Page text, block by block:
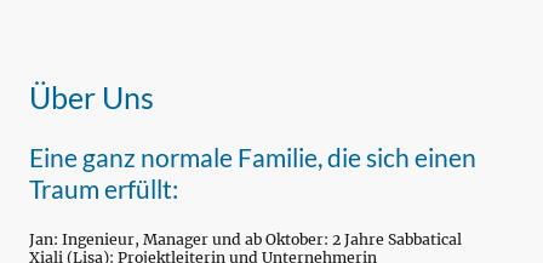
Über Uns
Eine ganz normale Familie, die sich einen
Traum erfüllt:
Jan: Ingenieur, Manager und ab Oktober: 2 Jahre Sabbatical
Xiali (Lisa): Projektleiterin und Unternehmerin